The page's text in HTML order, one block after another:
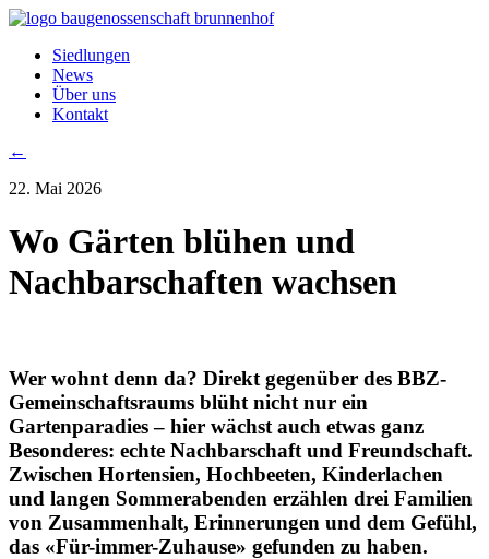
Siedlungen
News
Über uns
Kontakt
←
22. Mai 2026
Wo Gärten blühen und
Nachbarschaften wachsen
Wer wohnt denn da? Direkt gegenüber des BBZ-
Gemeinschaftsraums blüht nicht nur ein
Gartenparadies – hier wächst auch etwas ganz
Besonderes: echte Nachbarschaft und Freundschaft.
Zwischen Hortensien, Hochbeeten, Kinderlachen
und langen Sommerabenden erzählen drei Familien
von Zusammenhalt, Erinnerungen und dem Gefühl,
das «Für-immer-Zuhause» gefunden zu haben.